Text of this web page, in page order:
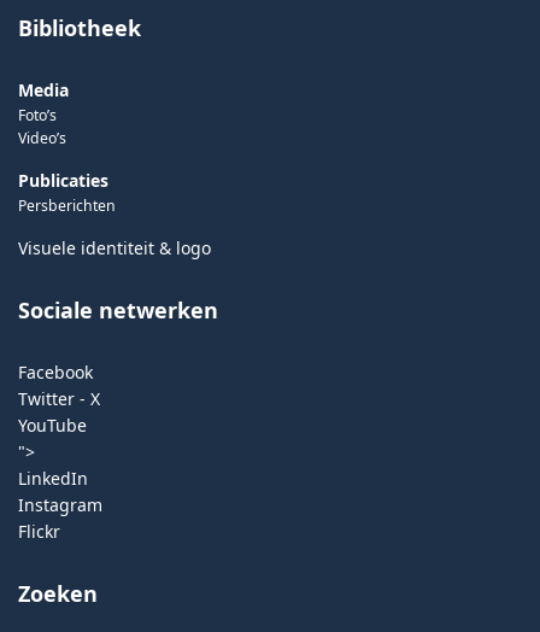
Bibliotheek
Media
Foto’s
Video’s
Publicaties
Persberichten
Visuele identiteit & logo
Sociale netwerken
Facebook
Twitter - X
YouTube
">
LinkedIn
Instagram
Flickr
Zoeken